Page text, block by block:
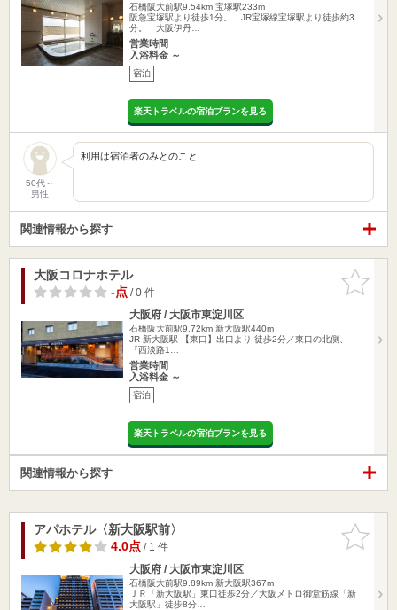
石橋阪大前駅9.54km 宝塚駅233m
阪急宝塚駅より徒歩1分。 JR宝塚線宝塚駅より徒歩約3
分。 大阪伊丹…
営業時間
入浴料金 ～
宿泊
楽天トラベルの宿泊プランを見る
50代～
男性
利用は宿泊者のみとのこと
関連情報から探す
お気に入
りに追加
大阪コロナホテル
-点/ 0 件
大阪府 / 大阪市東淀川区
石橋阪大前駅9.72km 新大阪駅440m
JR 新大阪駅 【東口】出口より 徒歩2分／東口の北側、
『西淡路1…
営業時間
入浴料金 ～
宿泊
楽天トラベルの宿泊プランを見る
関連情報から探す
お気に入
りに追加
アパホテル〈新大阪駅前〉
4.0点/ 1 件
大阪府 / 大阪市東淀川区
石橋阪大前駅9.89km 新大阪駅367m
ＪＲ「新大阪駅」東口徒歩2分／大阪メトロ御堂筋線「新
大阪駅」徒歩8分…